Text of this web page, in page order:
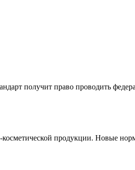
получит право проводить
продукции. Новые